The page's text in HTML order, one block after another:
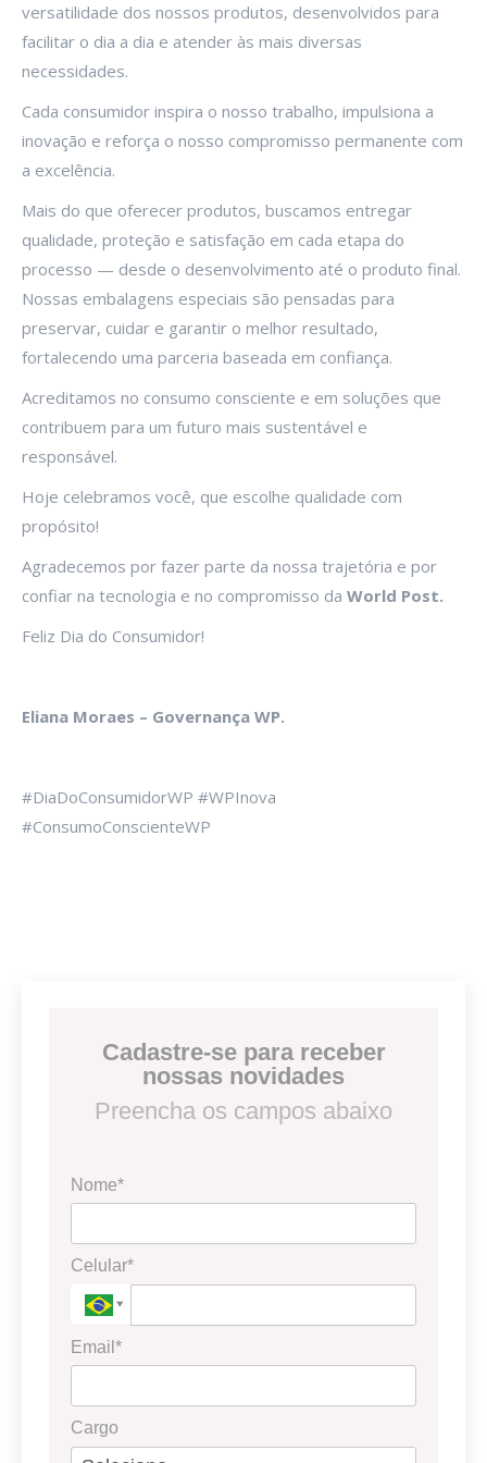
versatilidade dos nossos produtos, desenvolvidos para
facilitar o dia a dia e atender às mais diversas
necessidades.
Cada consumidor inspira o nosso trabalho, impulsiona a
inovação e reforça o nosso compromisso permanente com
a excelência.
Mais do que oferecer produtos, buscamos entregar
qualidade, proteção e satisfação em cada etapa do
processo — desde o desenvolvimento até o produto final.
Nossas embalagens especiais são pensadas para
preservar, cuidar e garantir o melhor resultado,
fortalecendo uma parceria baseada em confiança.
Acreditamos no consumo consciente e em soluções que
contribuem para um futuro mais sustentável e
responsável.
Hoje celebramos você, que escolhe qualidade com
propósito!
Agradecemos por fazer parte da nossa trajetória e por
confiar na tecnologia e no compromisso da World Post.
Feliz Dia do Consumidor!
Eliana Moraes – Governança WP.
#DiaDoConsumidorWP #WPInova
#ConsumoConscienteWP
Cadastre-se para receber
nossas novidades
Preencha os campos abaixo
Nome*
Celular*
Email*
Cargo